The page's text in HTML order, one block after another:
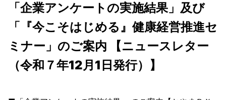
「企業アンケートの実施結果」及び
「『今こそはじめる』健康経営推進セ
ミナー」のご案内 【ニュースレター
（令和７年12月1日発行）】